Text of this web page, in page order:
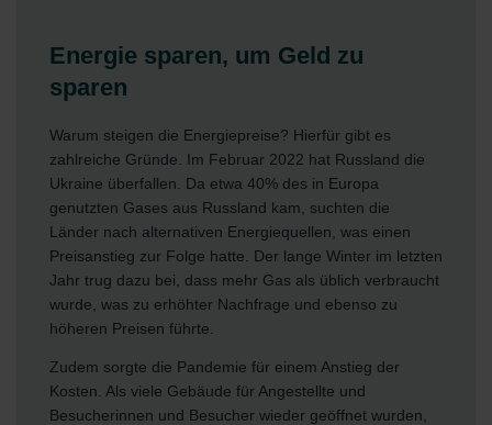
Energie sparen, um Geld zu
sparen
Warum steigen die Energiepreise? Hierfür gibt es
zahlreiche Gründe. Im Februar 2022 hat Russland die
Ukraine überfallen. Da etwa 40% des in Europa
genutzten Gases aus Russland kam, suchten die
Länder nach alternativen Energiequellen, was einen
Preisanstieg zur Folge hatte. Der lange Winter im letzten
Jahr trug dazu bei, dass mehr Gas als üblich verbraucht
wurde, was zu erhöhter Nachfrage und ebenso zu
höheren Preisen führte.
Zudem sorgte die Pandemie für einem Anstieg der
Kosten. Als viele Gebäude für Angestellte und
Besucherinnen und Besucher wieder geöffnet wurden,